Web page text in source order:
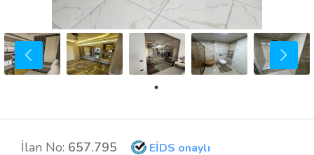
İlan No: 657.795 EİDS onaylı